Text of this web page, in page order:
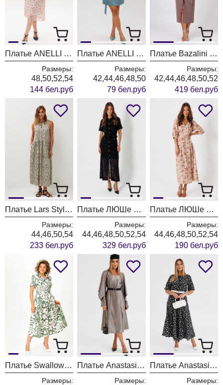
Платье ANELLI LAUREL 1882 английский сад
Размеры:
48,50,52,54
144 бел.руб
Платье ANELLI LAUREL 1651 винтажный голубой
Размеры:
42,44,46,48,50
79 бел.руб
Платье Bazalini 5095 беж
Размеры:
42,44,46,48,50,52
419 бел.руб
Платье Lars Style 1233-1 жемчужный+черный
Размеры:
44,46,50,54
233 бел.руб
Платье ЛЮШе 4454
Размеры:
44,46,48,50,52,54
329 бел.руб
Платье ЛЮШе 4427
Размеры:
44,46,48,50,52,54
190 бел.руб
Платье Swallow 844-13 молочный+мятные разводы
Размеры:
Платье Anastasia 1326-1 коричнево-серый
Размеры:
Платье Anastasia 1237-3 черный
Размеры: